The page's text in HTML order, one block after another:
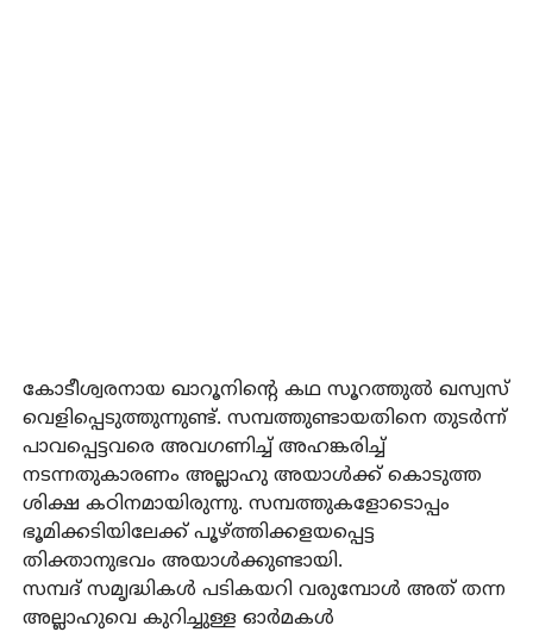
കോടീശ്വരനായ ഖാറൂനിന്റെ കഥ സൂറത്തുല്‍ ഖസ്വസ്
വെളിപ്പെടുത്തുന്നുണ്ട്. സമ്പത്തുണ്ടായതിനെ തുടര്‍ന്ന്
പാവപ്പെട്ടവരെ അവഗണിച്ച് അഹങ്കരിച്ച്
നടന്നതുകാരണം അല്ലാഹു അയാള്‍ക്ക് കൊടുത്ത
ശിക്ഷ കഠിനമായിരുന്നു. സമ്പത്തുകളോടൊപ്പം
ഭൂമിക്കടിയിലേക്ക് പൂഴ്ത്തിക്കളയപ്പെട്ട
തിക്താനുഭവം അയാൾക്കുണ്ടായി.
സമ്പദ് സമൃദ്ധികൾ പടികയറി വരുമ്പോൾ അത് തന്ന
അല്ലാഹുവെ കുറിച്ചുള്ള ഓർമകൾ